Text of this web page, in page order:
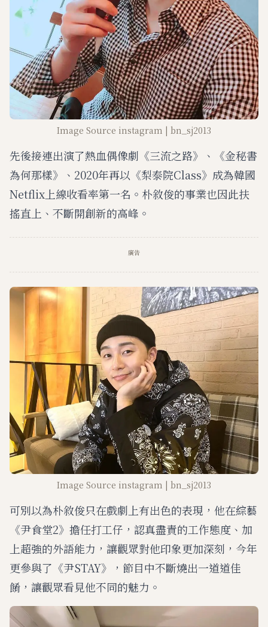
Image Source instagram | bn_sj2013
先後接連出演了熱血偶像劇《三流之路》、《金秘書
為何那樣》、2020年再以《梨泰院Class》成為韓國
Netflix上線收看率第一名。朴敘俊的事業也因此扶
搖直上、不斷開創新的高峰。
廣告
Image Source instagram | bn_sj2013
可別以為朴敘俊只在戲劇上有出色的表現，他在綜藝
《尹食堂2》擔任打工仔，認真盡責的工作態度、加
上超強的外語能力，讓觀眾對他印象更加深刻，今年
更參與了《尹STAY》，節目中不斷燒出一道道佳
餚，讓觀眾看見他不同的魅力。